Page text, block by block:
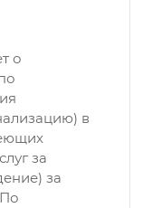
о
в
за
за